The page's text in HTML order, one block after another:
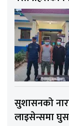
सुशासनको
लाइसेन्समा